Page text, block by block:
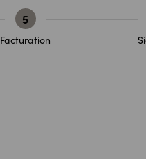
5
Facturation